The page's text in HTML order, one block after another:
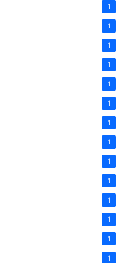
1
1
1
1
1
1
1
1
1
1
1
1
1
1